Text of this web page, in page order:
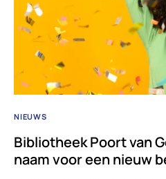
NIEUWS
Bibliotheek Poort van
naam voor een nieuw